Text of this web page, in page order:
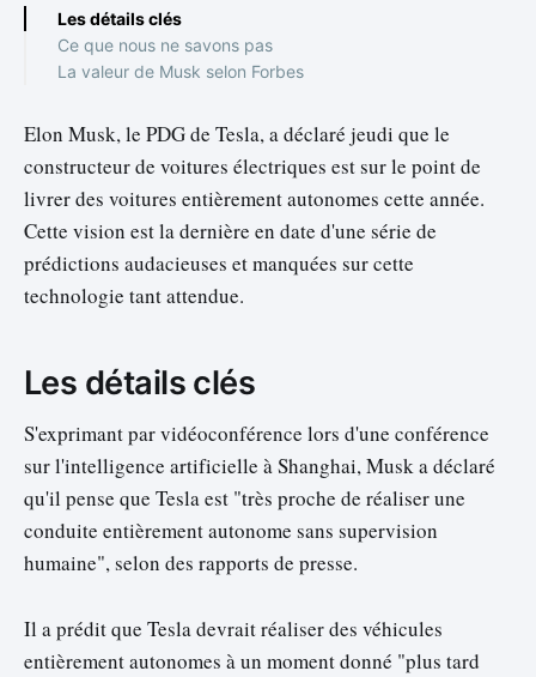
Les détails clés
Ce que nous ne savons pas
La valeur de Musk selon Forbes
Elon Musk, le PDG de Tesla, a déclaré jeudi que le
constructeur de voitures électriques est sur le point de
livrer des voitures entièrement autonomes cette année.
Cette vision est la dernière en date d'une série de
prédictions audacieuses et manquées sur cette
technologie tant attendue.
Les détails clés
S'exprimant par vidéoconférence lors d'une conférence
sur l'intelligence artificielle à Shanghai, Musk a déclaré
qu'il pense que Tesla est "très proche de réaliser une
conduite entièrement autonome sans supervision
humaine", selon des rapports de presse.
Il a prédit que Tesla devrait réaliser des véhicules
entièrement autonomes à un moment donné "plus tard